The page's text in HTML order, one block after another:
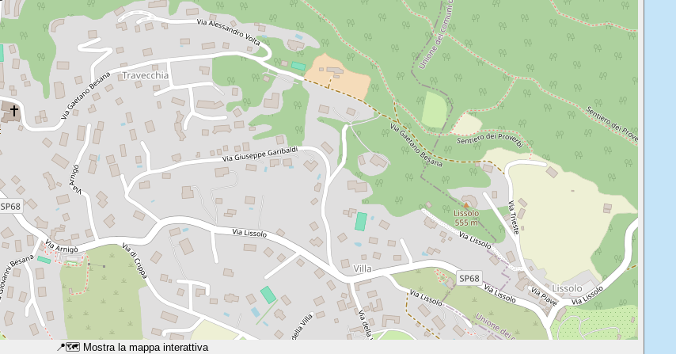
📍🗺️ Mostra la mappa interattiva